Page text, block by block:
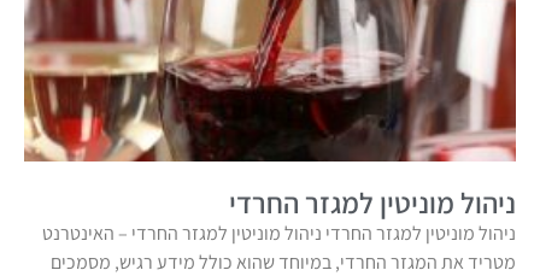
ניהול מוניטין למגזר החרדי
ניהול מוניטין למגזר החרדי ניהול מוניטין למגזר החרדי – האינטרנט
מטריד את המגזר החרדי, במיוחד שהוא כולל מידע רגיש, מסמכים